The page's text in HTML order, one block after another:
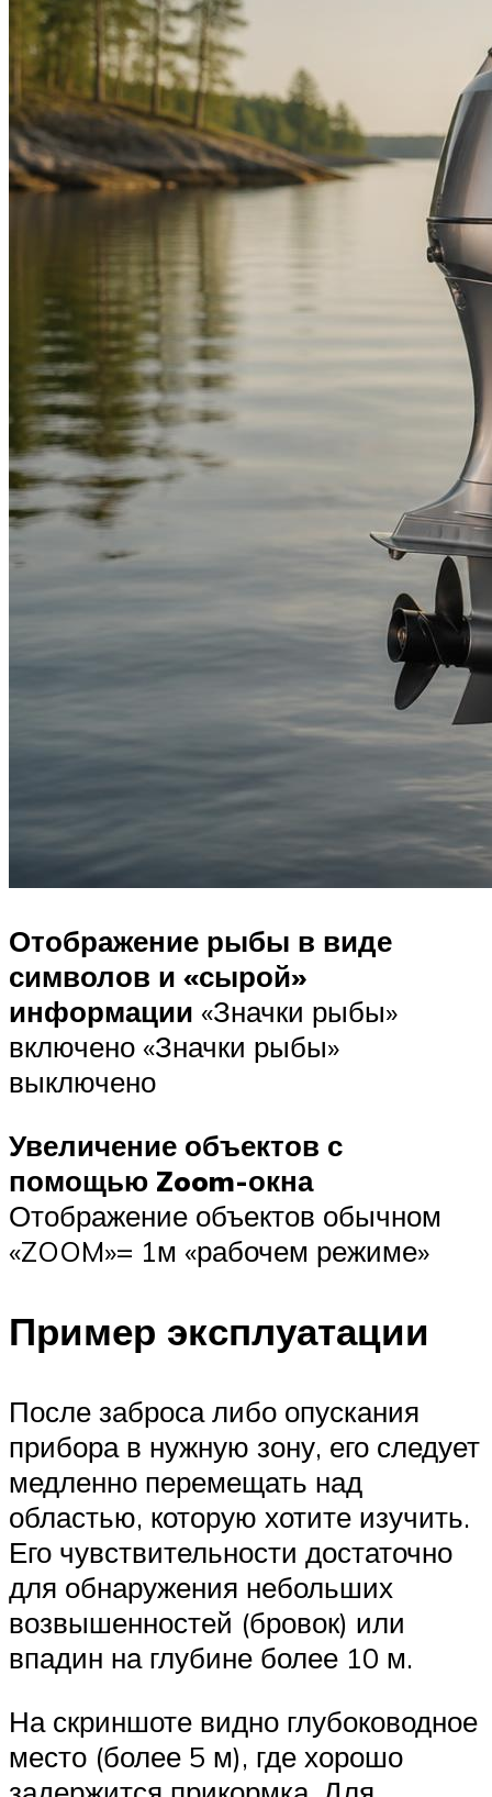
Отображение рыбы в виде
символов и «сырой»
информации «Значки рыбы»
включено «Значки рыбы»
выключено
Увеличение объектов с
помощью Zoom-окна
Отображение объектов обычном
«ZOOM»= 1м «рабочем режиме»
Пример эксплуатации
После заброса либо опускания
прибора в нужную зону, его следует
медленно перемещать над
областью, которую хотите изучить.
Его чувствительности достаточно
для обнаружения небольших
возвышенностей (бровок) или
впадин на глубине более 10 м.
На скриншоте видно глубоководное
место (более 5 м), где хорошо